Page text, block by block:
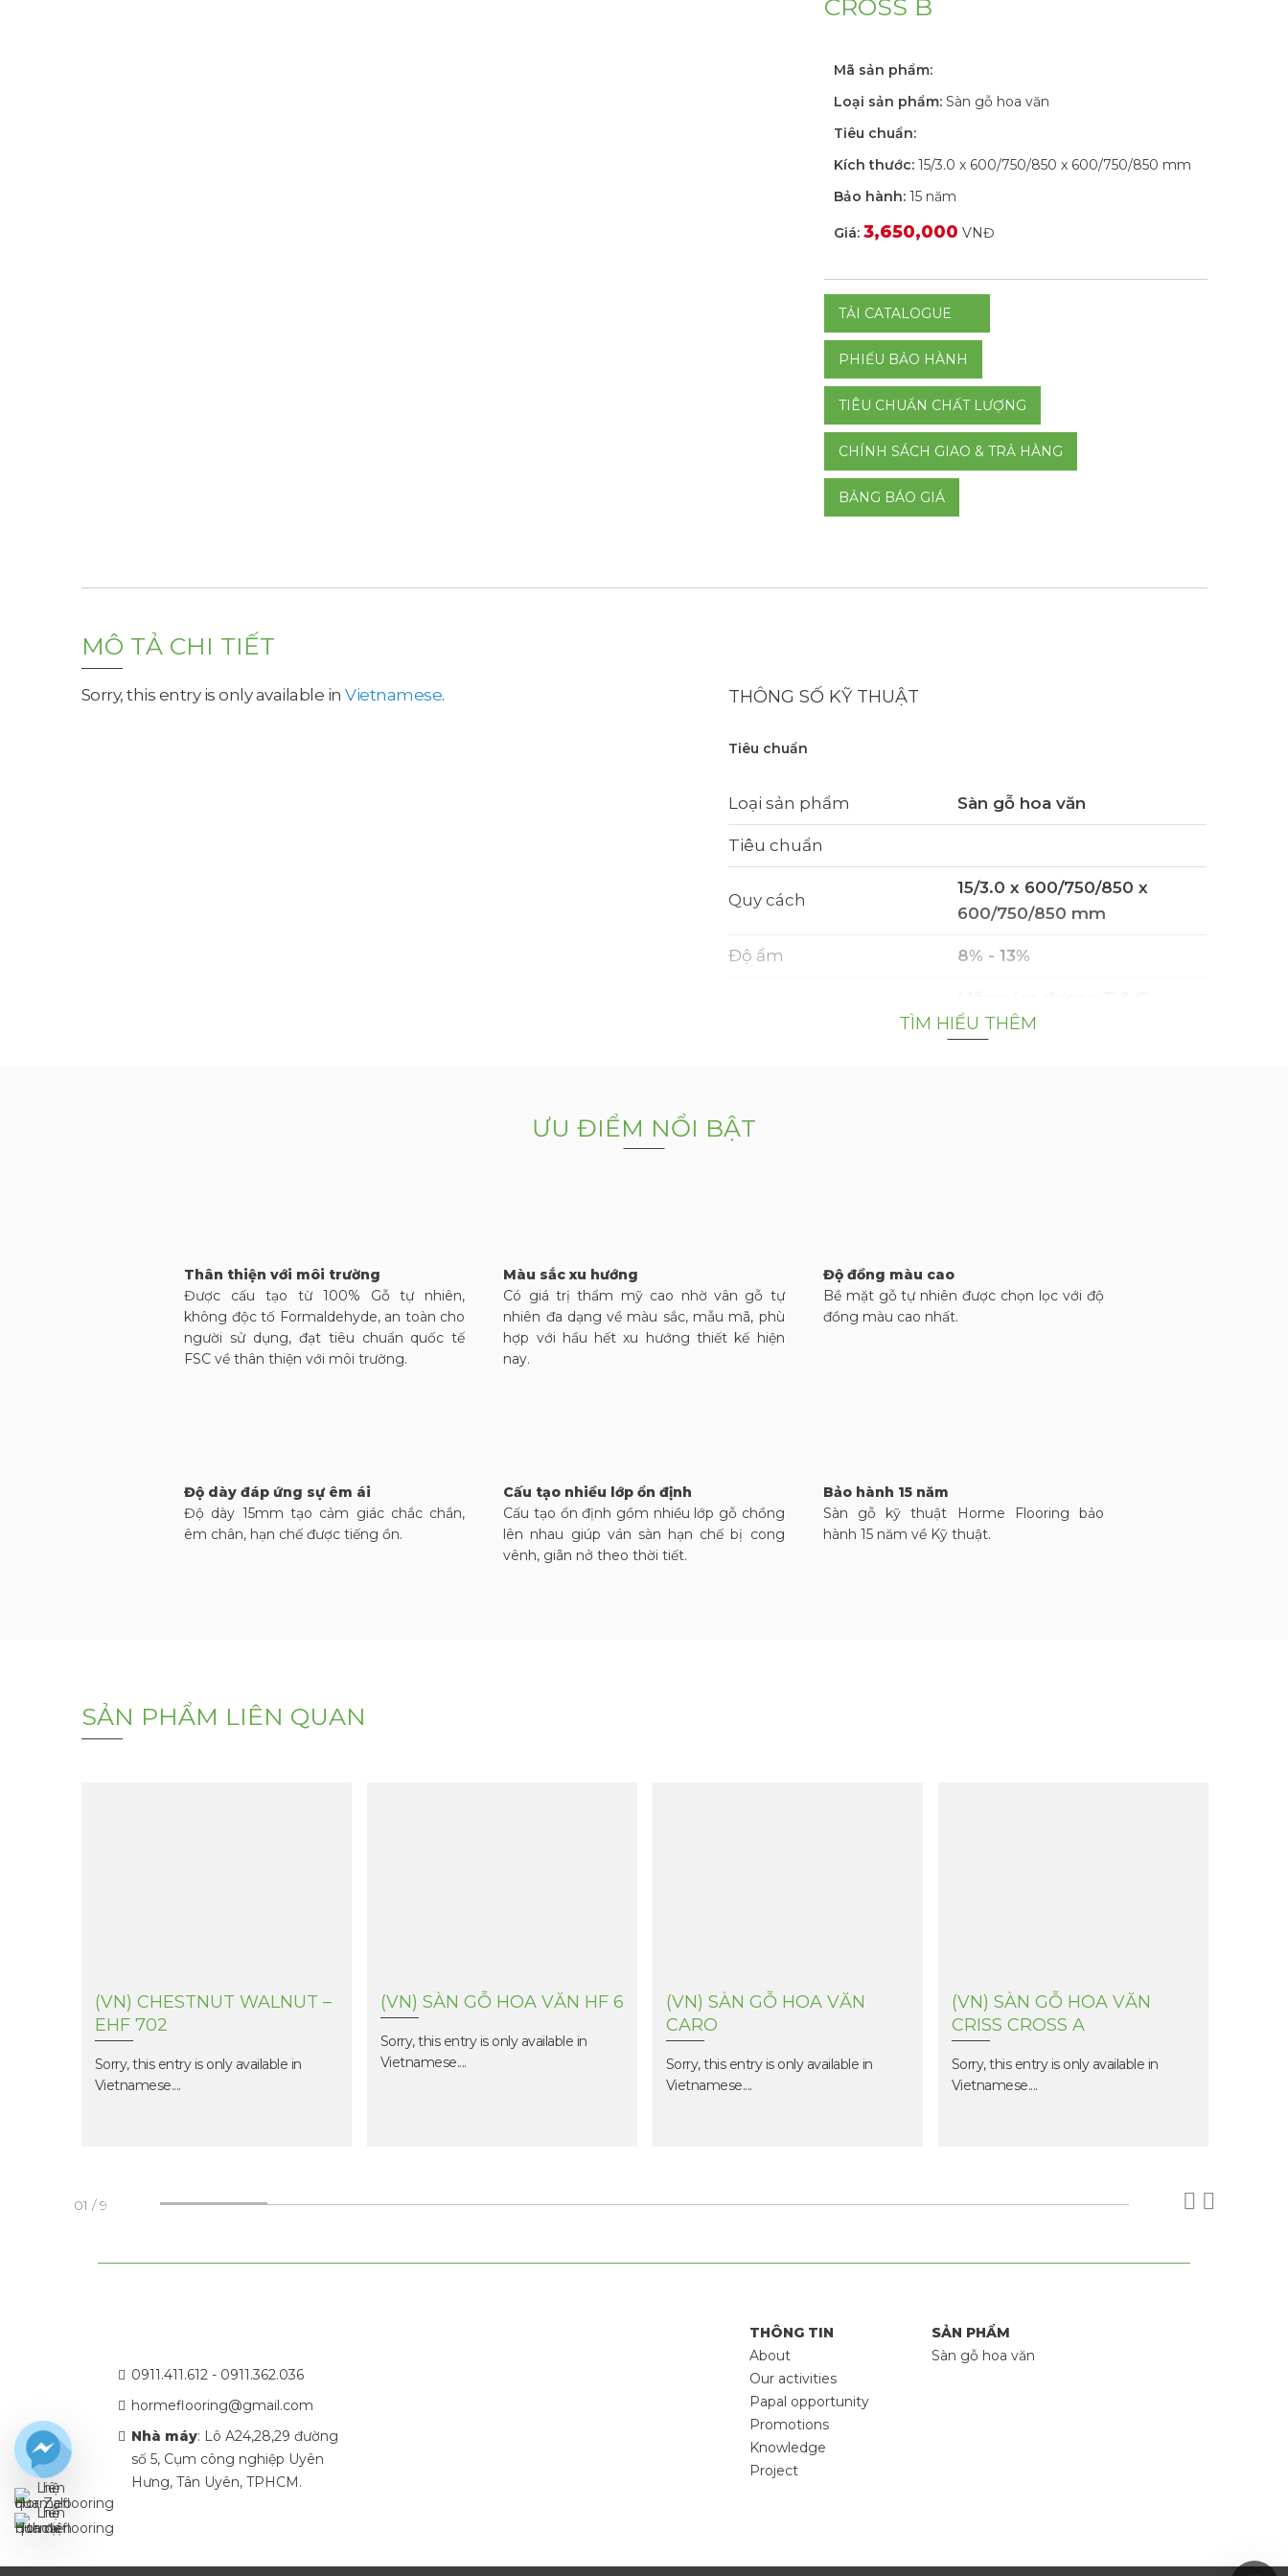
CROSS B
Mã sản phẩm:
Loại sản phẩm:Sàn gỗ hoa văn
Tiêu chuẩn:
Kích thước:15/3.0 x 600/750/850 x 600/750/850 mm
Bảo hành:15 năm
Giá: 3,650,000 VNĐ
TẢI CATALOGUE
PHIẾU BẢO HÀNH
TIÊU CHUẨN CHẤT LƯỢNG
CHÍNH SÁCH GIAO & TRẢ HÀNG
BẢNG BÁO GIÁ
MÔ TẢ CHI TIẾT
Sorry, this entry is only available in Vietnamese. THÔNG SỐ KỸ THUẬT
Tiêu chuẩn
Loại sản phẩm Sàn gỗ hoa văn
Tiêu chuẩn
Quy cách
15/3.0 x 600/750/850 x
600/750/850 mm
Độ ẩm 8% - 13%
System
Chủng loại
Plywood )
Veneer
Hoàn thiện
TÌM HIỂU THÊM
ƯU ĐIỂM NỔI BẬT
Thân thiện với môi trường
Được cấu tạo từ 100% Gỗ tự nhiên,
không độc tố Formaldehyde, an toàn cho
người sử dụng, đạt tiêu chuẩn quốc tế
FSC về thân thiện với môi trường.
Màu sắc xu hướng
Có giá trị thẩm mỹ cao nhờ vân gỗ tự
nhiên đa dạng về màu sắc, mẫu mã, phù
hợp với hầu hết xu hướng thiết kế hiện
nay.
Độ đồng màu cao
Bề mặt gỗ tự nhiên được chọn lọc với độ
đồng màu cao nhất.
Độ dày đáp ứng sự êm ái
Độ dày 15mm tạo cảm giác chắc chắn,
êm chân, hạn chế được tiếng ồn.
Cấu tạo nhiều lớp ổn định
Cấu tạo ổn định gồm nhiều lớp gỗ chồng
lên nhau giúp ván sàn hạn chế bị cong
vênh, giãn nở theo thời tiết.
Bảo hành 15 năm
Sàn gỗ kỹ thuật Horme Flooring bảo
hành 15 năm về Kỹ thuật.
SẢN PHẨM LIÊN QUAN
(VN) CHESTNUT WALNUT –
EHF 702
Sorry, this entry is only available in
Vietnamese....
(VN) SÀN GỖ HOA VĂN HF 6
Sorry, this entry is only available in
Vietnamese....
(VN) SÀN GỖ HOA VĂN
CARO
Sorry, this entry is only available in
Vietnamese....
(VN) SÀN GỖ HOA VĂN
CRISS CROSS A
Sorry, this entry is only available in
Vietnamese....
01 /9
0911.411.612 - 0911.362.036
hormeflooring@gmail.com
Nhà máy: Lô A24,28,29 đường
số 5, Cụm công nghiệp Uyên
Hưng, Tân Uyên, TPHCM.
THÔNG TIN
About
Our activities
Papal opportunity
Promotions
Knowledge
Project
SẢN PHẨM
Sàn gỗ hoa văn